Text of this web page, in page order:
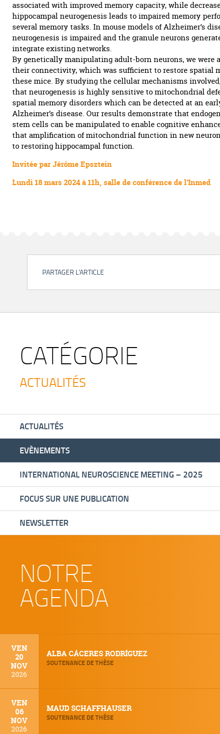
associated with improved memory capacity, while
hippocampal neurogenesis leads to impaired memory
several memory tasks. In mouse models of Alzheimer’s
neurogenesis is impaired and the granule neurons
integrate existing networks.
By genetically manipulating adult-born neurons, we were
their connectivity, which was sufficient to restore spatial
these mice. By studying the cellular mechanisms
that neurogenesis is highly sensitive to mitochondrial
spatial memory disorders which can be detected at an
Alzheimer’s disease. Our results demonstrate that
stem cells can be manipulated to enable cognitive
that amplification of mitochondrial function in new
to restoring hippocampal function.
Invitée par Jérôme Epsztein
Lundi 18 mars 2024 à 11h, salle de conférence de l’Inmed
PARTAGER L'ARTICLE
CATÉGORIE
ACTUALITÉS
ACTUALITÉS
EVÈNEMENTS
INTERNATIONAL NEUROSCIENCE MEETING – 2025
FOCUS SUR UNE PUBLICATION
NEWSLETTER
NOTRE
AGENDA
VEN
20
NOV
2026
ALBA CÁCERES RODRÍGUEZ
SOUTENANCE DE THÈSE
VEN
06
NOV
2026
MAUD SCHAFFHAUSER
SOUTENANCE DE THÈSE